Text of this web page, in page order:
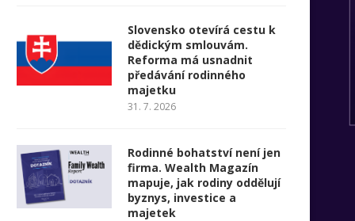
Slovensko otevírá cestu k
dědickým smlouvám.
Reforma má usnadnit
předávání rodinného
majetku
31. 7. 2026
Rodinné bohatství není jen
firma. Wealth Magazín
mapuje, jak rodiny oddělují
byznys, investice a
majetek